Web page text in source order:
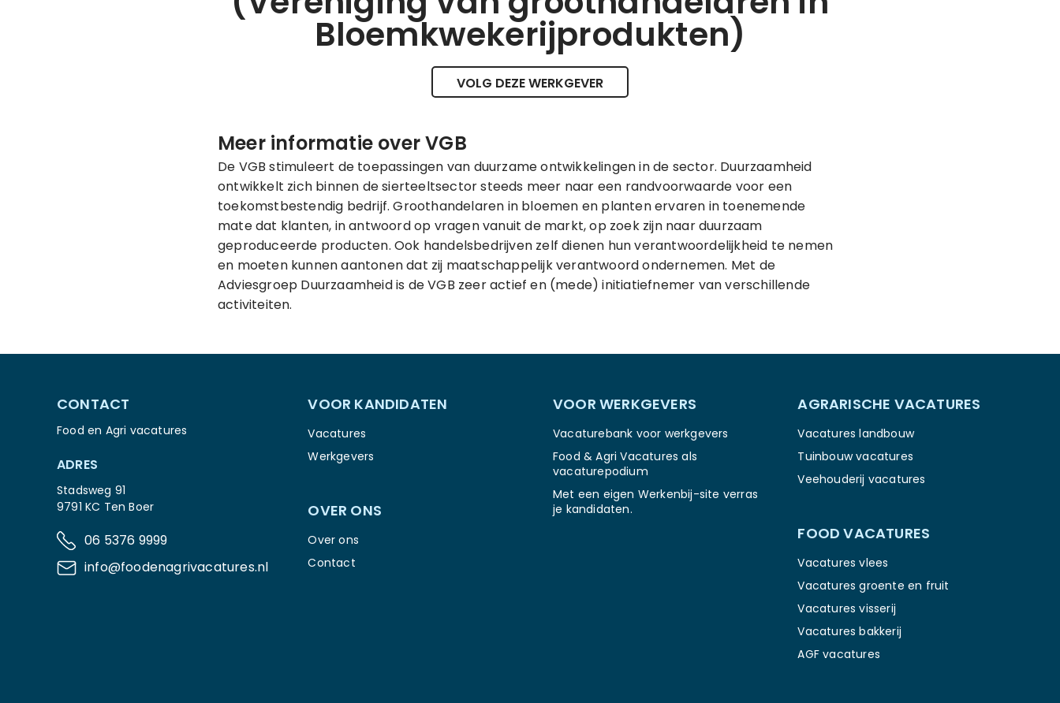
Bloemkwekerijprodukten)
VOLG DEZE WERKGEVER
Meer informatie over VGB
De VGB stimuleert de toepassingen van duurzame ontwikkelingen in de sector. Duurzaamheid
ontwikkelt zich binnen de sierteeltsector steeds meer naar een randvoorwaarde voor een
toekomstbestendig bedrijf. Groothandelaren in bloemen en planten ervaren in toenemende
mate dat klanten, in antwoord op vragen vanuit de markt, op zoek zijn naar duurzaam
geproduceerde producten. Ook handelsbedrijven zelf dienen hun verantwoordelijkheid te nemen
en moeten kunnen aantonen dat zij maatschappelijk verantwoord ondernemen. Met de
Adviesgroep Duurzaamheid is de VGB zeer actief en (mede) initiatiefnemer van verschillende
activiteiten.
CONTACT
Food en Agri vacatures
ADRES
Stadsweg 91
9791 KC Ten Boer
06 5376 9999
info@foodenagrivacatures.nl
VOOR KANDIDATEN
Vacatures
Werkgevers
OVER ONS
Over ons
Contact
VOOR WERKGEVERS
Vacaturebank voor werkgevers
Food & Agri Vacatures als
vacaturepodium
Met een eigen Werkenbij-site verras
je kandidaten.
AGRARISCHE VACATURES
Vacatures landbouw
Tuinbouw vacatures
Veehouderij vacatures
FOOD VACATURES
Vacatures vlees
Vacatures groente en fruit
Vacatures visserij
Vacatures bakkerij
AGF vacatures